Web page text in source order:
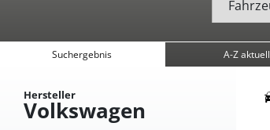
Suchergebnis A-Z aktuell
Hersteller
Volkswagen